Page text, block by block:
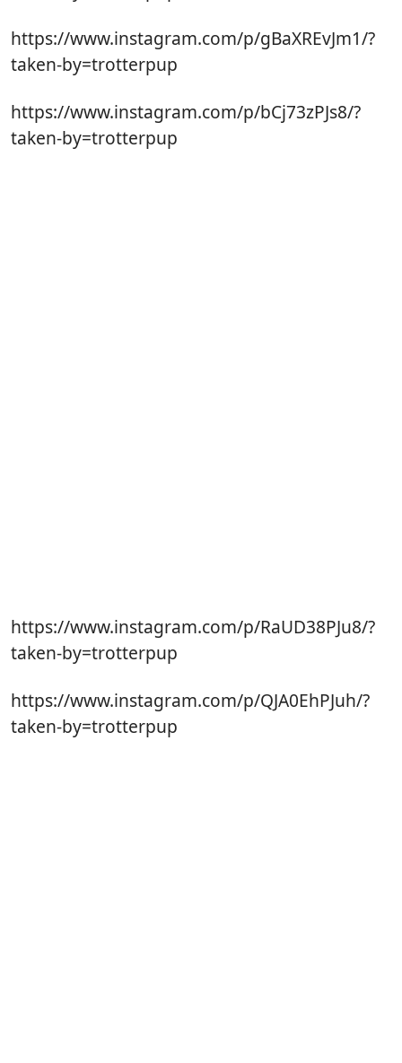
https://www.instagram.com/p/gBaXREvJm1/?
taken-by=trotterpup
https://www.instagram.com/p/bCj73zPJs8/?
taken-by=trotterpup
https://www.instagram.com/p/RaUD38PJu8/?
taken-by=trotterpup
https://www.instagram.com/p/QJA0EhPJuh/?
taken-by=trotterpup